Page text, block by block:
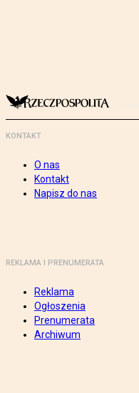
KONTAKT
O nas
Kontakt
Napisz do nas
REKLAMA I PRENUMERATA
Reklama
Ogłoszenia
Prenumerata
Archiwum